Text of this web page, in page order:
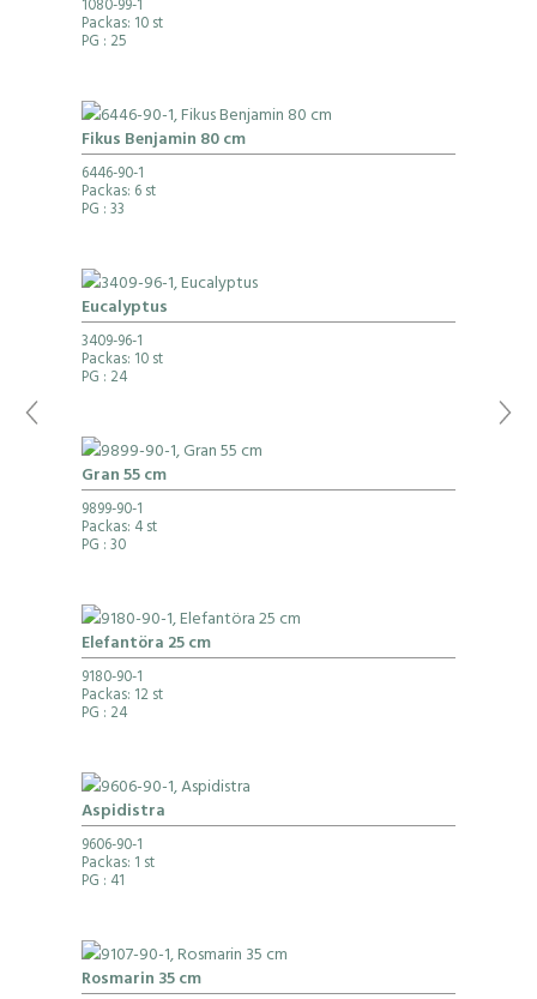
1080-99-1
Packas: 10 st
PG : 25
Fikus Benjamin 80 cm
6446-90-1
Packas: 6 st
PG : 33
Eucalyptus
3409-96-1
Packas: 10 st
PG : 24
Gran 55 cm
9899-90-1
Packas: 4 st
PG : 30
Elefantöra 25 cm
9180-90-1
Packas: 12 st
PG : 24
Aspidistra
9606-90-1
Packas: 1 st
PG : 41
Rosmarin 35 cm